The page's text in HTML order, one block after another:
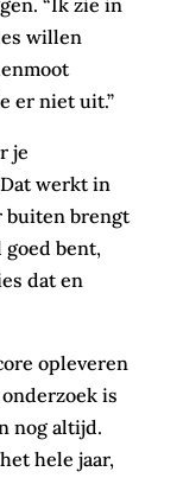
“Ik zie in
willen
er niet uit.”
je
werkt in
buiten brengt
goed bent,
dat en
opleveren
onderzoek is
nog altijd.
hele jaar,